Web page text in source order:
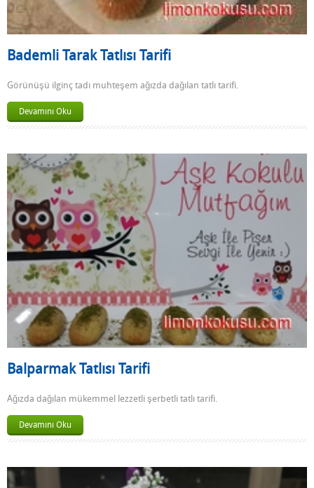
Bademli Tarak Tatlısı Tarifi
Görünüşü ilginç tadı muhteşem ağızda dağılan tatlı tarifi.
Devamını Oku
Balparmak Tatlısı Tarifi
Ağızda dağılan mükemmel lezzetli şerbetli tatlı tarifi.
Devamını Oku